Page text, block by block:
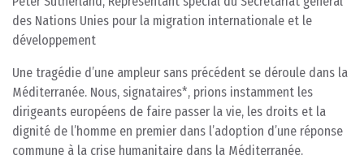
des Nations Unies pour la migration internationale et le
développement
Une tragédie d’une ampleur sans précédent se déroule dans la
Méditerranée. Nous, signataires*, prions instamment les
dirigeants européens de faire passer la vie, les droits et la
dignité de l’homme en premier dans l’adoption d’une réponse
commune à la crise humanitaire dans la Méditerranée.